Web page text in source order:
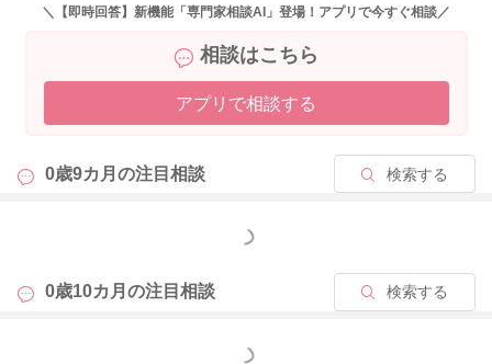
ていけるようにするとよいですね！
オムツ替えも大変ですよね。
暴れられたり、泣き出したり、逃げ出したりされると抑えてい
く必要があるのは、よくわかりますよ。
お子さん自身に叱り付けても、0歳台のお子さんは効果的ではあ
りません。
になること自体が分からないからです。
コツとしては、オムツ替えするよーお尻をきれいにしようね！
と声かけすること、寒かったり、冷たくないように配慮した
＼【即時回答】新機能「専門家相談AI」登場！アプリで今すぐ相談／
相談はこちら
アプリで相談する
0歳9カ月の注目相談 検索する
もっと見る
0歳10カ月の注目相談 検索する
もっと見る